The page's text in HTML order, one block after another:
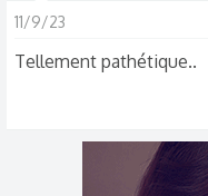
11/9/23
Tellement pathétique..